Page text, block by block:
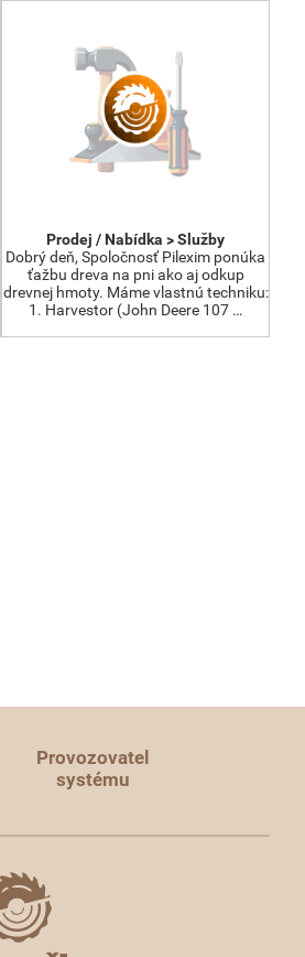
Prodej / Nabídka > Služby
Dobrý deň, Spoločnosť Pilexim ponúka
ťažbu dreva na pni ako aj odkup
drevnej hmoty. Máme vlastnú techniku:
1. Harvestor (John Deere 107 …
Provozovatel
systému